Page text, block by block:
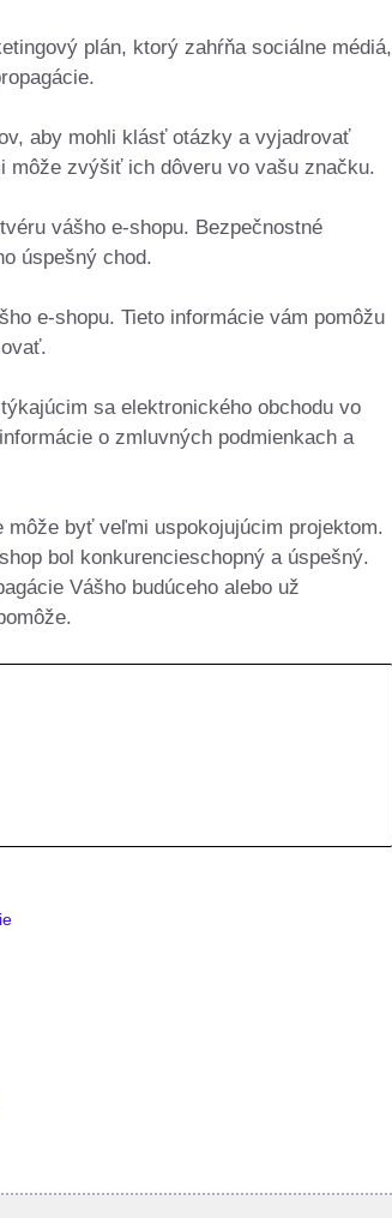
plán, ktorý zahŕňa sociálne médiá,
aby mohli klásť otázky a vyjadrovať
môže zvýšiť ich dôveru vo vašu značku.
vášho e-shopu. Bezpečnostné
úspešný chod.
e-shopu. Tieto informácie vám pomôžu
sa elektronického obchodu vo
o zmluvných podmienkach a
byť veľmi uspokojujúcim projektom.
bol konkurencieschopný a úspešný.
Vášho budúceho alebo už